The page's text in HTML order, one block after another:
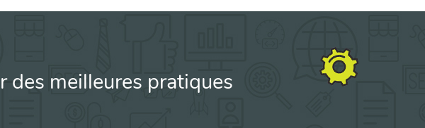
des meilleures pratiques